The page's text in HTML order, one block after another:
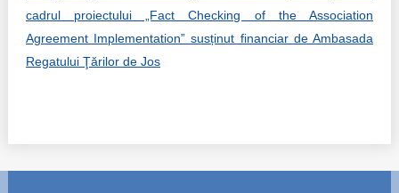
cadrul proiectului „Fact Checking of the Association
Agreement Implementation” susținut financiar de Ambasada
Regatului Ţărilor de Jos